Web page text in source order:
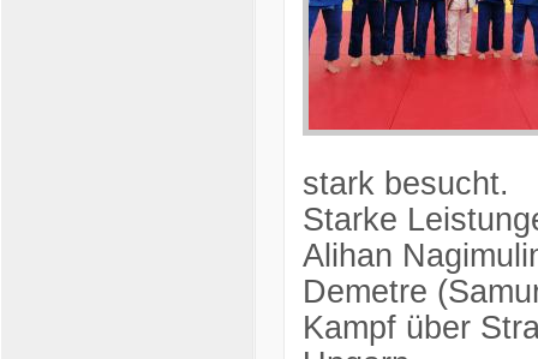
stark besucht.
Starke
Alihan
Demetre
Kampf über